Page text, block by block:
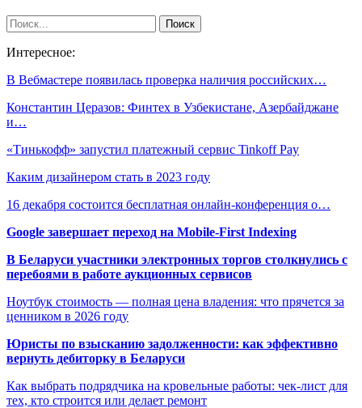
Интересное:
В Вебмастере появилась проверка наличия российских…
Константин Церазов: Финтех в Узбекистане, Азербайджане
и…
«Тинькофф» запустил платежный сервис Tinkoff Pay
Каким дизайнером стать в 2023 году
16 декабря состоится бесплатная онлайн-конференция о…
Google завершает переход на Mobile-First Indexing
В Беларуси участники электронных торгов столкнулись с
перебоями в работе аукционных сервисов
Ноутбук стоимость — полная цена владения: что прячется за
ценником в 2026 году
Юристы по взысканию задолженности: как эффективно
вернуть дебиторку в Беларуси
Как выбрать подрядчика на кровельные работы: чек-лист для
тех, кто строится или делает ремонт